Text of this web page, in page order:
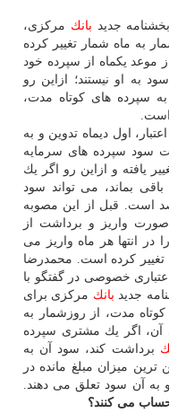
جدید بانك مركزی،
به ماه شمار تغییر كرده
موعد یكماه از سپرده خود
به او نیستند؛ ازاین رو
سپرده های كوتاه مدت،
است.
اول دیماه تدوین و به
سود سپرده های سرمایه
یافته و ازاین رو اگر یك
بماند، می تواند سود
است. قبل از این مصوبه
واریز و برداشت از
انتها هر ماه واریز می
تغییر كرده است. محمدرضا
خصوصی در گفتگو با
جدید بانك مركزی برای
مدت، از روزشمار به
آن، اگر یك مشتری سپرده
برداشت كند، سود آن به
میزان مبلغ مانده در
آن سود تعلق می دهند.
می كنند؟